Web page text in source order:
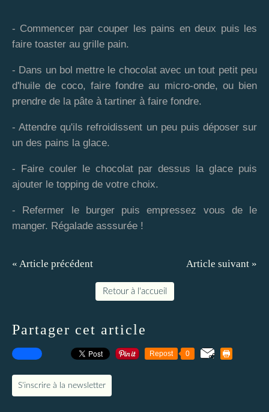
- Commencer par couper les pains en deux puis les
faire toaster au grille pain.
- Dans un bol mettre le chocolat avec un tout petit peu
d'huile de coco, faire fondre au micro-onde, ou bien
prendre de la pâte à tartiner à faire fondre.
- Attendre qu'ils refroidissent un peu puis déposer sur
un des pains la glace.
- Faire couler le chocolat par dessus la glace puis
ajouter le topping de votre choix.
- Refermer le burger puis empressez vous de le
manger. Régalade asssurée !
« Article précédent Article suivant »
Retour à l'accueil
Partager cet article
Repost 0
S'inscrire à la newsletter